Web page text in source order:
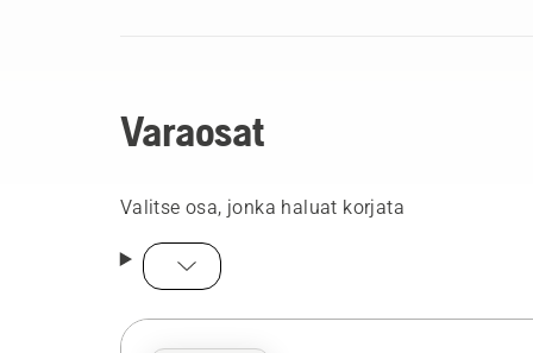
Varaosat
Valitse osa, jonka haluat korjata